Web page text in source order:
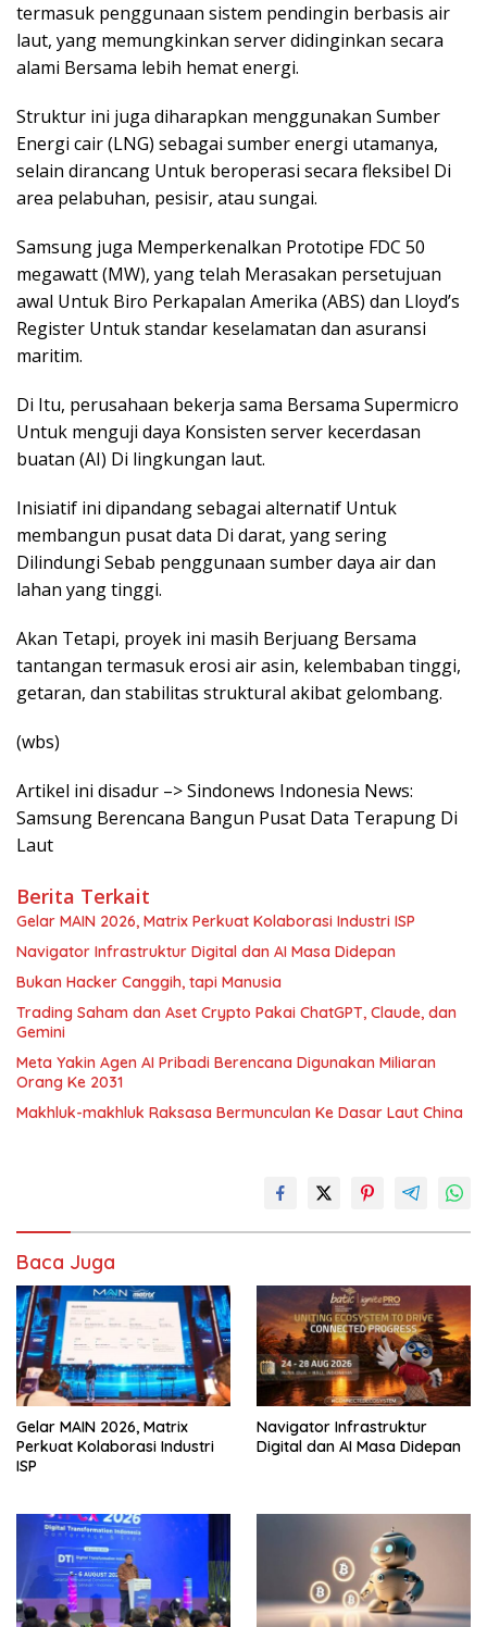
termasuk penggunaan sistem pendingin berbasis air
laut, yang memungkinkan server didinginkan secara
alami Bersama lebih hemat energi.
Struktur ini juga diharapkan menggunakan Sumber
Energi cair (LNG) sebagai sumber energi utamanya,
selain dirancang Untuk beroperasi secara fleksibel Di
area pelabuhan, pesisir, atau sungai.
Samsung juga Memperkenalkan Prototipe FDC 50
megawatt (MW), yang telah Merasakan persetujuan
awal Untuk Biro Perkapalan Amerika (ABS) dan Lloyd’s
Register Untuk standar keselamatan dan asuransi
maritim.
Di Itu, perusahaan bekerja sama Bersama Supermicro
Untuk menguji daya Konsisten server kecerdasan
buatan (AI) Di lingkungan laut.
Inisiatif ini dipandang sebagai alternatif Untuk
membangun pusat data Di darat, yang sering
Dilindungi Sebab penggunaan sumber daya air dan
lahan yang tinggi.
Akan Tetapi, proyek ini masih Berjuang Bersama
tantangan termasuk erosi air asin, kelembaban tinggi,
getaran, dan stabilitas struktural akibat gelombang.
(wbs)
Artikel ini disadur –> Sindonews Indonesia News:
Samsung Berencana Bangun Pusat Data Terapung Di
Laut
Berita Terkait
Gelar MAIN 2026, Matrix Perkuat Kolaborasi Industri ISP
Navigator Infrastruktur Digital dan AI Masa Didepan
Bukan Hacker Canggih, tapi Manusia
Trading Saham dan Aset Crypto Pakai ChatGPT, Claude, dan
Gemini
Meta Yakin Agen AI Pribadi Berencana Digunakan Miliaran
Orang Ke 2031
Makhluk-makhluk Raksasa Bermunculan Ke Dasar Laut China
Baca Juga
Gelar MAIN 2026, Matrix
Perkuat Kolaborasi Industri
ISP
Navigator Infrastruktur
Digital dan AI Masa Didepan